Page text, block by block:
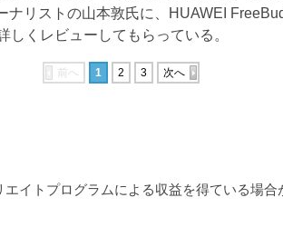
ナリストの山本敦氏に、HUAWEI
しくレビューしてもらっている。
前へ 1 2 3 次へ
エイトプログラムによる収益を得ている場合